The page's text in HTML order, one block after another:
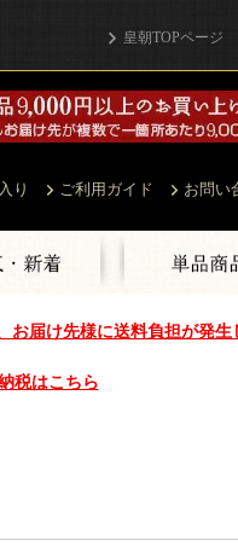
皇朝TOPページ
り ご利用ガイド お問い
お届け先様に送料負担が発生
税はこちら